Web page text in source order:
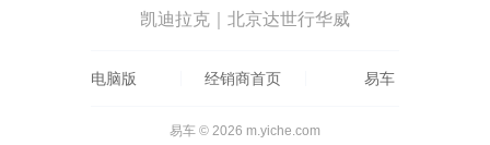
凯迪拉克｜北京达世行华威
电脑版 经销商首页 易车
易车 © 2026 m.yiche.com